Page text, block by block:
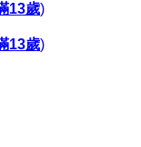
13歲)
13歲)